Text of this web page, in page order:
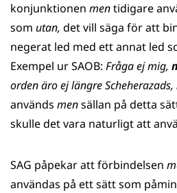
konjunktionen mentidigare
som utan, det vill säga för att
negerat led med ett annat led
Exempel ur SAOB: Fråga ej mig,
orden äro ej längre Scheherazads,
används mensällan på detta
skulle det vara naturligt att
SAG påpekar att förbindelsen
användas på ett sätt som